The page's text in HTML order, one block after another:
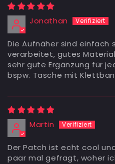
Jonathan
Die Aufnäher sind einfach
verarbeitet, gutes
sehr gute Ergänzung für
bspw. Tasche mit
Martin
Der Patch ist echt cool
paar mal gefragt, woher